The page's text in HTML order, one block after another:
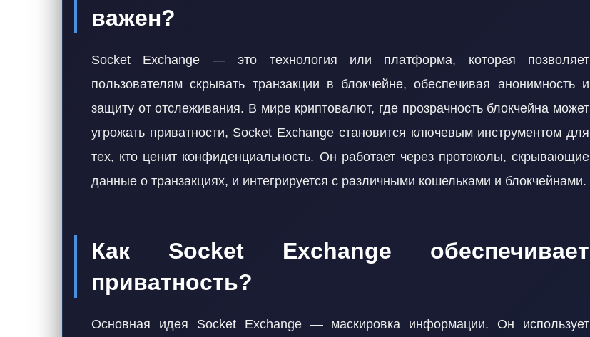
важен?
Socket Exchange — это технология или платформа, которая позволяет
пользователям скрывать транзакции в блокчейне, обеспечивая анонимность и
защиту от отслеживания. В мире криптовалют, где прозрачность блокчейна может
угрожать приватности, Socket Exchange становится ключевым инструментом для
тех, кто ценит конфиденциальность. Он работает через протоколы, скрывающие
данные о транзакциях, и интегрируется с различными кошельками и блокчейнами.
Как Socket Exchange обеспечивает
приватность?
Основная идея Socket Exchange — маскировка информации. Он использует